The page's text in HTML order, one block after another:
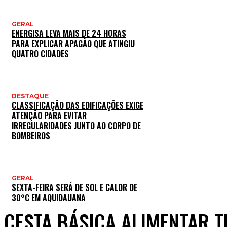
GERAL
ENERGISA LEVA MAIS DE 24 HORAS
PARA EXPLICAR APAGÃO QUE ATINGIU
QUATRO CIDADES
DESTAQUE
CLASSIFICAÇÃO DAS EDIFICAÇÕES EXIGE
ATENÇÃO PARA EVITAR
IRREGULARIDADES JUNTO AO CORPO DE
BOMBEIROS
GERAL
SEXTA-FEIRA SERÁ DE SOL E CALOR DE
30°C EM AQUIDAUANA